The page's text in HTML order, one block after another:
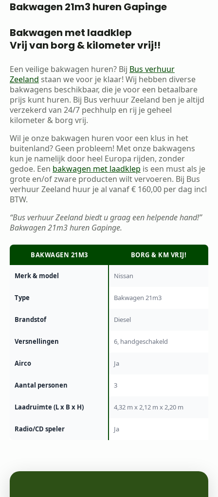
Bakwagen 21m3 huren Gapinge
Bakwagen met laadklep
Vrij van borg & kilometer vrij!!
Een veilige bakwagen huren? Bij Bus verhuur
Zeeland staan we voor je klaar! Wij hebben diverse
bakwagens beschikbaar, die je voor een betaalbare
prijs kunt huren. Bij Bus verhuur Zeeland ben je altijd
verzekerd van 24/7 pechhulp en rij je geheel
kilometer & borg vrij.
Wil je onze bakwagen huren voor een klus in het
buitenland? Geen probleem! Met onze bakwagens
kun je namelijk door heel Europa rijden, zonder
gedoe. Een bakwagen met laadklep is een must als je
grote en/of zware producten wilt vervoeren. Bij Bus
verhuur Zeeland huur je al vanaf € 160,00 per dag incl
BTW.
“Bus verhuur Zeeland biedt u graag een helpende hand!”
Bakwagen 21m3 huren Gapinge.
BAKWAGEN 21M3 BORG & KM VRIJ!
Merk & model Nissan
Type Bakwagen 21m3
Brandstof Diesel
Versnellingen 6, handgeschakeld
Airco Ja
Aantal personen 3
Laadruimte (L x B x H) 4,32 m x 2,12 m x 2,20 m
Radio/CD speler Ja